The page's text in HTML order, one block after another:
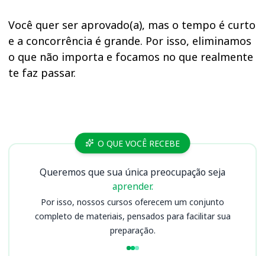
Você quer ser aprovado(a), mas o tempo é curto
e a concorrência é grande. Por isso, eliminamos
o que não importa e focamos no que realmente
te faz passar.
Cursos SAPE SCO QUE VOCÊ RECEBE
Queremos que sua única preocupação seja
aprender.
Por isso, nossos cursos oferecem um conjunto
completo de materiais, pensados para facilitar sua
preparação.